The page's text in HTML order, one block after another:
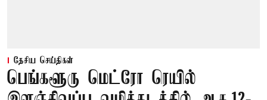
தேசிய செய்திகள்
பெங்களூரு மெட்ரோ ரெயில்